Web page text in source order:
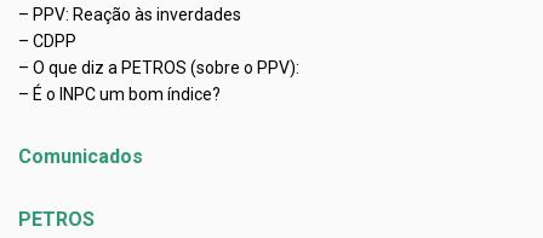
– PPV: Reação às inverdades
– CDPP
– O que diz a PETROS (sobre o PPV):
– É o INPC um bom índice?
Comunicados
PETROS